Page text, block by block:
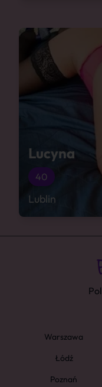
Lucyna
40
Lublin
Warszawa
Łódź
Poznań